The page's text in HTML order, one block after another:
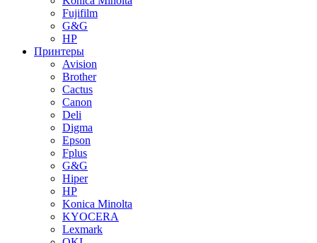
Fujifilm
G&G
HP
Принтеры
Avision
Brother
Cactus
Canon
Deli
Digma
Epson
Fplus
G&G
Hiper
HP
Konica Minolta
KYOCERA
Lexmark